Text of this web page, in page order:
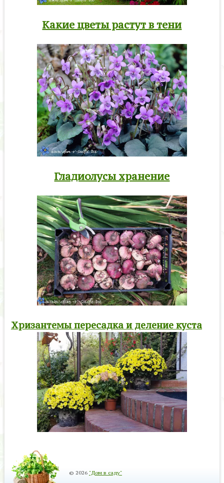
Какие цветы растут в тени
Гладиолусы хранение
Хризантемы пересадка и деление куста
© 2026 "Дом в саду"